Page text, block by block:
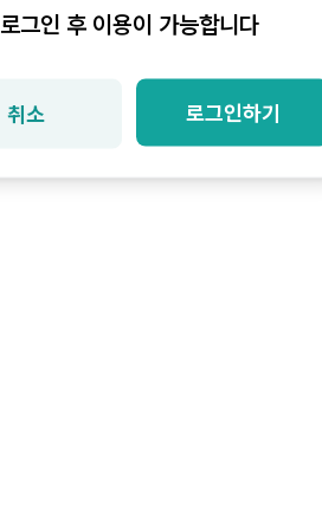
로그인 후 이용이 가능합니다
취소 로그인하기